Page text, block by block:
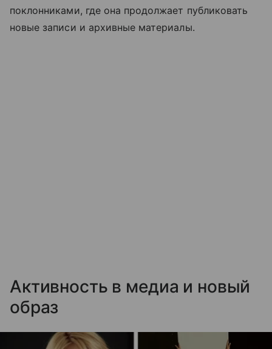
поклонниками, где она продолжает публиковать
новые записи и архивные материалы.
Активность в медиа и новый
образ